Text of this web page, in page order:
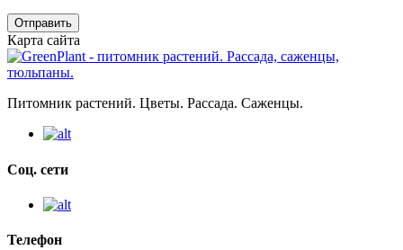
Отправить
Карта сайта
Питомник растений. Цветы. Рассада. Саженцы.
Соц. сети
Телефон